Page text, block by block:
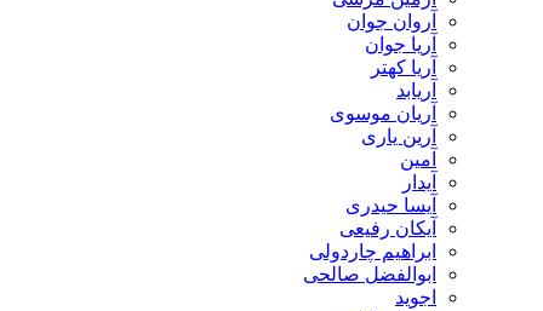
آروان جوان
آریا جوان
آریا کهتر
آریابد
آریان موسوی
آرین یاری
آمین
آیدار
آیسا حیدری
آیکان رفیعی
ابراهیم چاردولی
ابوالفضل صالحی
اجوید